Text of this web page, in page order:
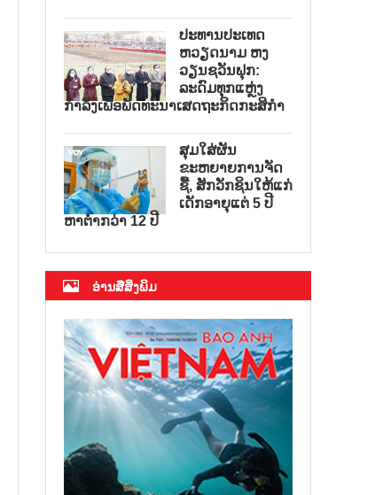
ປະທານປະເທດ
ຫວຽດນາມ ຫງ
ວຽນຊວັນຟຸກ:
ລະດົມທຸກແຫຼ່ງ
ກຳລັງເພື່ອພັດທະນາເສດຖະກິດກະສິກຳ
ສຸມໃສ່ຜັນ
ຂະຫຍາຍການຈັດ
ຊື້, ສັກວັກຊິນໃຫ້ແກ່
ເດັກອາຍຸແຕ່ 5 ປີ
ຫາຕ່ຳກວ່າ 12 ປີ
ອ່ານສື່ສິ່ງພິມ